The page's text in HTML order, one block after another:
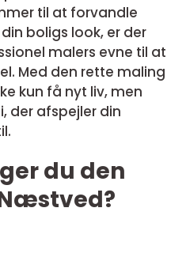
til at forvandle
boligs look, er der
malers evne til at
Med den rette maling
kun få nyt liv, men
der afspejler din
du den